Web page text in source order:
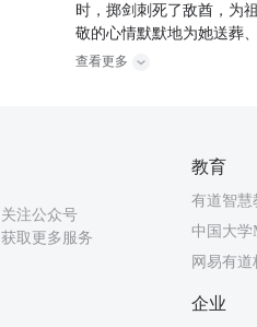
时，掷剑刺死了敌酋，为
敬的心情默默地为她送葬
查看更多
关注公众号
获取更多服务
教育
有道智慧
中国大学
网易有
企业